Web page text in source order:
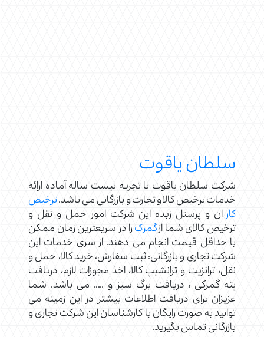
سلطان یاقوت
شرکت سلطان یاقوت با تجربه بیست ساله آماده ارائه
خدمات ترخیص کالا و تجارت و بازرگانی می باشد.ترخیص
کاران و پرسنل زبده این شرکت امور حمل و نقل و
ترخیص کالای شما ازگمرکرا در سریعترین زمان ممکن
با حداقل قیمت انجام می دهند. از سری خدمات این
شرکت تجاری و بازرگانی: ثبت سفارش، خرید کالا، حمل و
نقل، ترانزیت و ترانشیپ کالا، اخذ مجوزات لازم، دریافت
پته گمرکی ، دریافت برگ سبز و ….. می باشد. شما
عزیزان برای دریافت اطلاعات بیشتر در این زمینه می
توانید به صورت رایگان با کارشناسان این شرکت تجاری و
بازرگانی تماس بگیرید.